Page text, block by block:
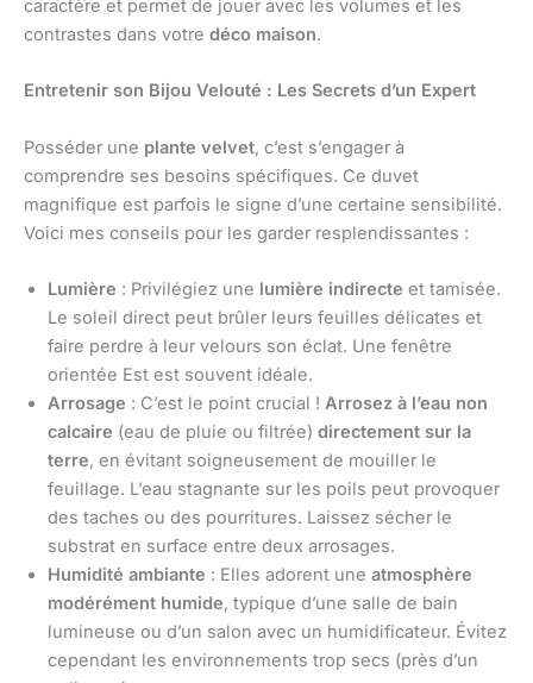
caractère et permet de jouer avec les volumes et les
contrastes dans votre déco maison.
Entretenir son Bijou Velouté : Les Secrets d’un Expert
Posséder une plante velvet, c’est s’engager à
comprendre ses besoins spécifiques. Ce duvet
magnifique est parfois le signe d’une certaine sensibilité.
Voici mes conseils pour les garder resplendissantes :
Lumière : Privilégiez une lumière indirecte et tamisée.
Le soleil direct peut brûler leurs feuilles délicates et
faire perdre à leur velours son éclat. Une fenêtre
orientée Est est souvent idéale.
Arrosage : C’est le point crucial ! Arrosez à l’eau non
calcaire (eau de pluie ou filtrée) directement sur la
terre, en évitant soigneusement de mouiller le
feuillage. L’eau stagnante sur les poils peut provoquer
des taches ou des pourritures. Laissez sécher le
substrat en surface entre deux arrosages.
Humidité ambiante : Elles adorent une atmosphère
modérément humide, typique d’une salle de bain
lumineuse ou d’un salon avec un humidificateur. Évitez
cependant les environnements trop secs (près d’un